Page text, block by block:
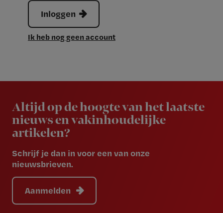
Inloggen
Ik heb nog geen account
Altijd op de hoogte van het laatste
nieuws en vakinhoudelijke
artikelen?
Schrijf je dan in voor een van onze
nieuwsbrieven.
Aanmelden